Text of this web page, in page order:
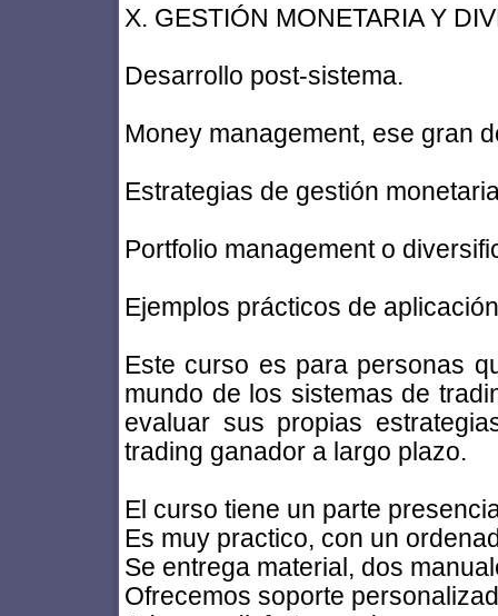
X. GESTIÓN MONETARIA Y
Desarrollo post-sistema.
Money management, ese gran
Estrategias de gestión
Portfolio management o
Ejemplos prácticos de
Este curso es para personas
mundo de los sistemas de
evaluar sus propias
trading ganador a largo plazo.
El curso tiene un parte
Es muy practico, con un
Se entrega material, dos
Ofrecemos soporte